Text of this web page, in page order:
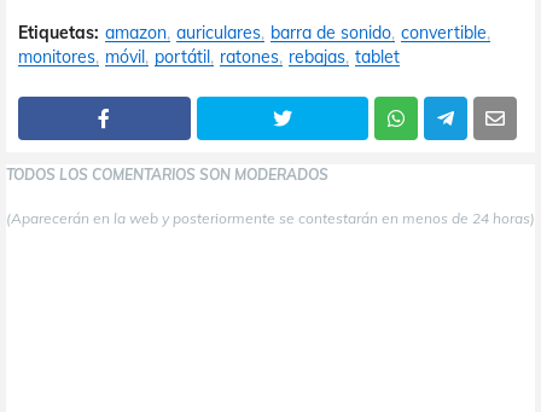
Etiquetas: amazon auriculares barra de sonido convertible
monitores móvil portátil ratones rebajas tablet
TODOS LOS COMENTARIOS SON MODERADOS
(Aparecerán en la web y posteriormente se contestarán en menos de 24 horas)